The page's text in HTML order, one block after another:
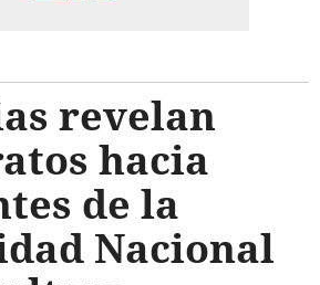
revelan
hacia
de la
Nacional